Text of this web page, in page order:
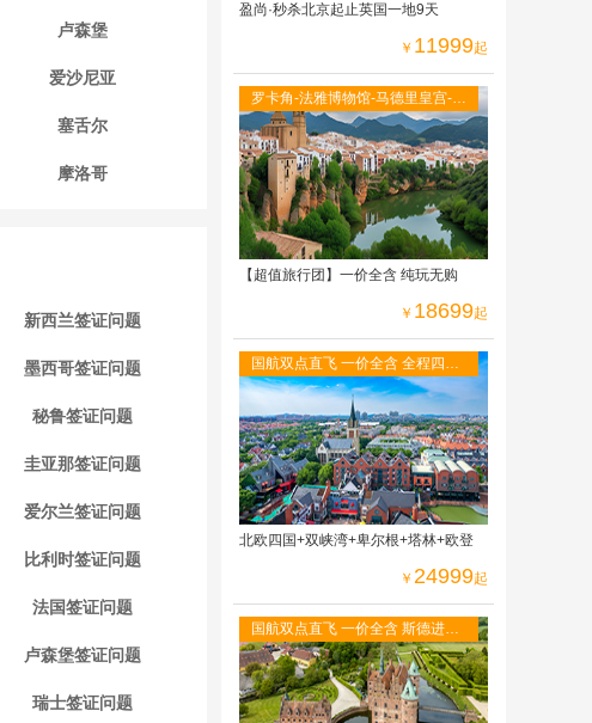
卢森堡
爱沙尼亚
塞舌尔
摩洛哥
新西兰签证问题
墨西哥签证问题
秘鲁签证问题
圭亚那签证问题
爱尔兰签证问题
比利时签证问题
法国签证问题
卢森堡签证问题
瑞士签证问题
盈尚·秒杀北京起止英国一地9天
￥ 11999起
罗卡角-法雅博物馆-马德里皇宫-阿
尔罕布拉宫-古城托莱多-全程当地
四星级酒店
【超值旅行团】一价全含 纯玩无购
￥ 18699起
国航双点直飞 一价全含 全程四星
酒店 免费WIFI 二人游轮内舱 六菜
一汤
北欧四国+双峡湾+卑尔根+塔林+欧登
￥ 24999起
国航双点直飞 一价全含 斯德进哥
本出，冰岛段--赫尔辛基进奥斯陆
出